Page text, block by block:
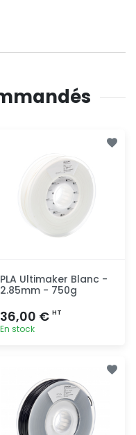
PLA Ultimaker Blanc -
2.85mm - 750g
36,00 € HT
En stock